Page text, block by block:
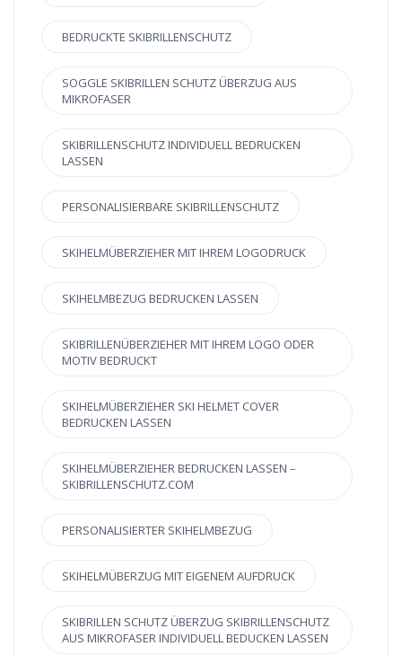
BEDRUCKTE SKIBRILLENSCHUTZ
SOGGLE SKIBRILLEN SCHUTZ ÜBERZUG AUS
MIKROFASER
SKIBRILLENSCHUTZ INDIVIDUELL BEDRUCKEN
LASSEN
PERSONALISIERBARE SKIBRILLENSCHUTZ
SKIHELMÜBERZIEHER MIT IHREM LOGODRUCK
SKIHELMBEZUG BEDRUCKEN LASSEN
SKIBRILLENÜBERZIEHER MIT IHREM LOGO ODER
MOTIV BEDRUCKT
SKIHELMÜBERZIEHER SKI HELMET COVER
BEDRUCKEN LASSEN
SKIHELMÜBERZIEHER BEDRUCKEN LASSEN –
SKIBRILLENSCHUTZ.COM
PERSONALISIERTER SKIHELMBEZUG
SKIHELMÜBERZUG MIT EIGENEM AUFDRUCK
SKIBRILLEN SCHUTZ ÜBERZUG SKIBRILLENSCHUTZ
AUS MIKROFASER INDIVIDUELL BEDUCKEN LASSEN